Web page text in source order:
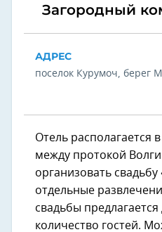
Загородный
АДРЕС
поселок Курумоч, берег
Отель располагается
между протокой
организовать
отдельные
свадьбы
количество гостей.